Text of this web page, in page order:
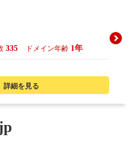
詳細を見る
335 ドメイン年齢 1年